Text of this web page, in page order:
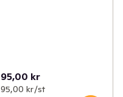
95,00 kr
95,00 kr /st